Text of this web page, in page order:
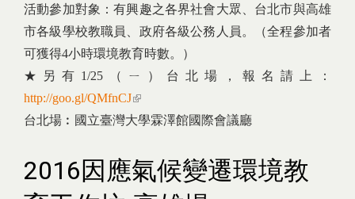
活動參加對象：有興趣之各界社會大眾、台北市與高雄
市各級學校教職員、政府各級公務人員。（全程參加者
可獲得4小時環境教育時數。）
★另有1/25（ㄧ）台北場，報名請上：
http://goo.gl/QMfnCJ(link is external)
台北場︰國立臺灣大學霖澤館國際會議廳